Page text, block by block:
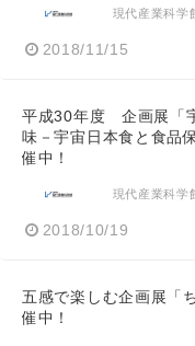
現代産業科学
2018/11/15
平成30年度 企画展「
味－宇宙日本食と食品
催中！
現代産業科学
2018/10/19
五感で楽しむ企画展「
催中！